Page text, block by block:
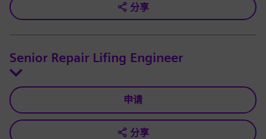
分享
Senior Repair Lifing Engineer
申请
分享